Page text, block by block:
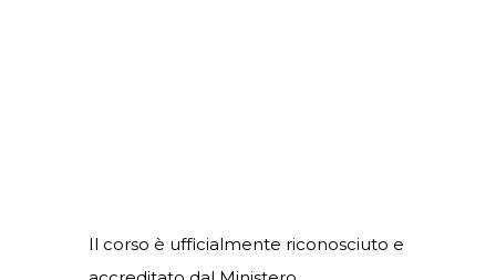
Il corso è ufficialmente riconosciuto e